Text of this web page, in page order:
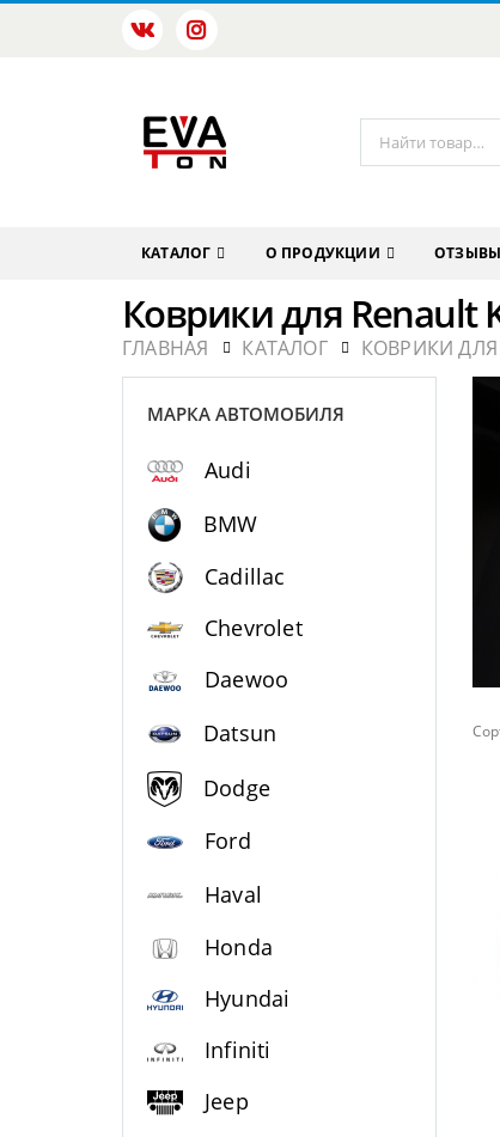
КАТАЛОГ О ПРОДУКЦИИ ОТЗЫВЫ
Коврики для Renault
ГЛАВНАЯ КАТАЛОГ КОВРИКИ ДЛЯ
МАРКА АВТОМОБИЛЯ
Audi
BMW
Cadillac
Chevrolet
Daewoo
Datsun
Dodge
Ford
Haval
Honda
Hyundai
Infiniti
Jeep